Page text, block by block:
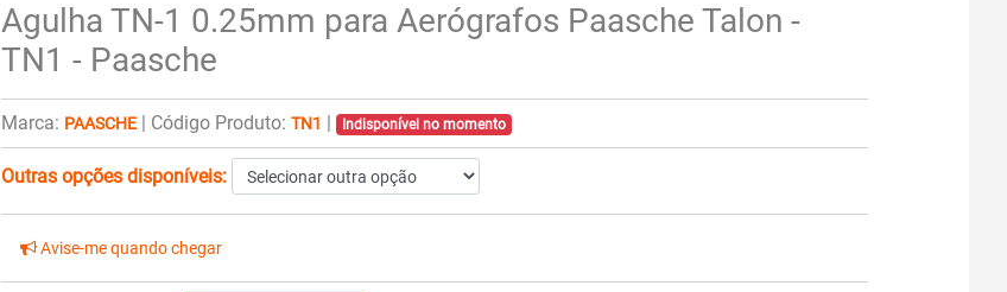
Agulha TN-1 0.25mm para Aerógrafos Paasche Talon -
TN1 - Paasche
Marca: PAASCHE Código Produto: TN1 Indisponível no momento
Outras opções disponíveis:
Avise-me quando chegar